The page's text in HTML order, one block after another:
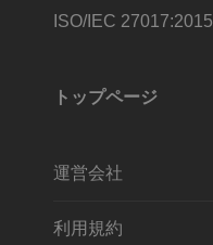
ISO/IEC 27017:2015
トップページ
運営会社
利用規約